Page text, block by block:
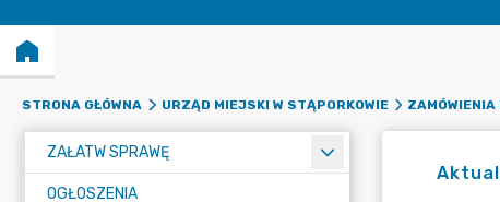
STRONA GŁÓWNA URZĄD MIEJSKI W STĄPORKOWIE
ZAŁATW SPRAWĘ
OGŁOSZENIA